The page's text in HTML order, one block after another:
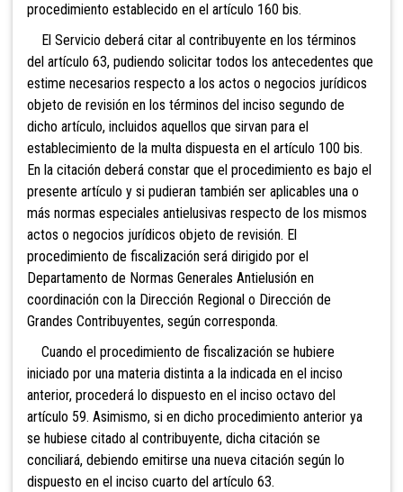
procedimiento establecido en el artículo 160 bis.
El Servicio deberá citar al contribuyente en los términos
del artículo 63, pudiendo solicitar todos los antecedentes que
estime necesarios respecto a los actos o negocios jurídicos
objeto de revisión en los términos del inciso segundo de
dicho artículo, incluidos aquellos que sirvan para el
establecimiento de la multa dispuesta en el artículo 100 bis.
En la citación deberá constar que el procedimiento es bajo el
presente artículo y si pudieran también ser aplicables una o
más normas especiales antielusivas respecto de los mismos
actos o negocios jurídicos objeto de revisión. El
procedimiento de fiscalización será dirigido por el
Departamento de Normas Generales Antielusión en
coordinación con la Dirección Regional o Dirección de
Grandes Contribuyentes, según corresponda.
Cuando el procedimiento de fiscalización se hubiere
iniciado por una materia distinta a la indicada en el inciso
anterior, procederá lo dispuesto en el inciso octavo del
artículo 59. Asimismo, si en dicho procedimiento anterior ya
se hubiese citado al contribuyente, dicha citación se
conciliará, debiendo emitirse una nueva citación según lo
dispuesto en el inciso cuarto del artículo 63.